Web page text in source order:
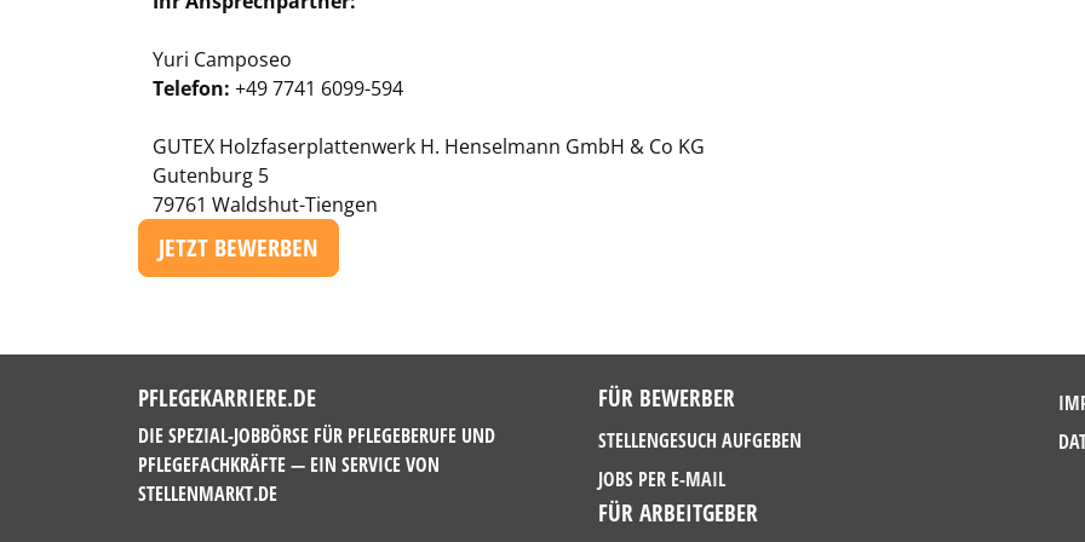
Yuri Camposeo
Telefon: +49 7741 6099-594
GUTEX Holzfaserplattenwerk H. Henselmann GmbH & Co KG
Gutenburg 5
79761 Waldshut-Tiengen
JETZT BEWERBEN
PFLEGEKARRIERE.DE
DIE SPEZIAL-JOBBÖRSE FÜR PFLEGEBERUFE UND
PFLEGEFACHKRÄFTE — EIN SERVICE VON
STELLENMARKT.DE
FÜR BEWERBER
STELLENGESUCH AUFGEBEN
JOBS PER E-MAIL
FÜR ARBEITGEBER